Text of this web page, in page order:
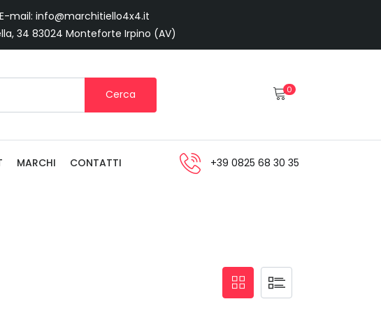
E-mail: info@marchitiello4x4.it
34 83024 Monteforte Irpino (AV)
Cerca 0
MARCHI CONTATTI +39 0825 68 30 35